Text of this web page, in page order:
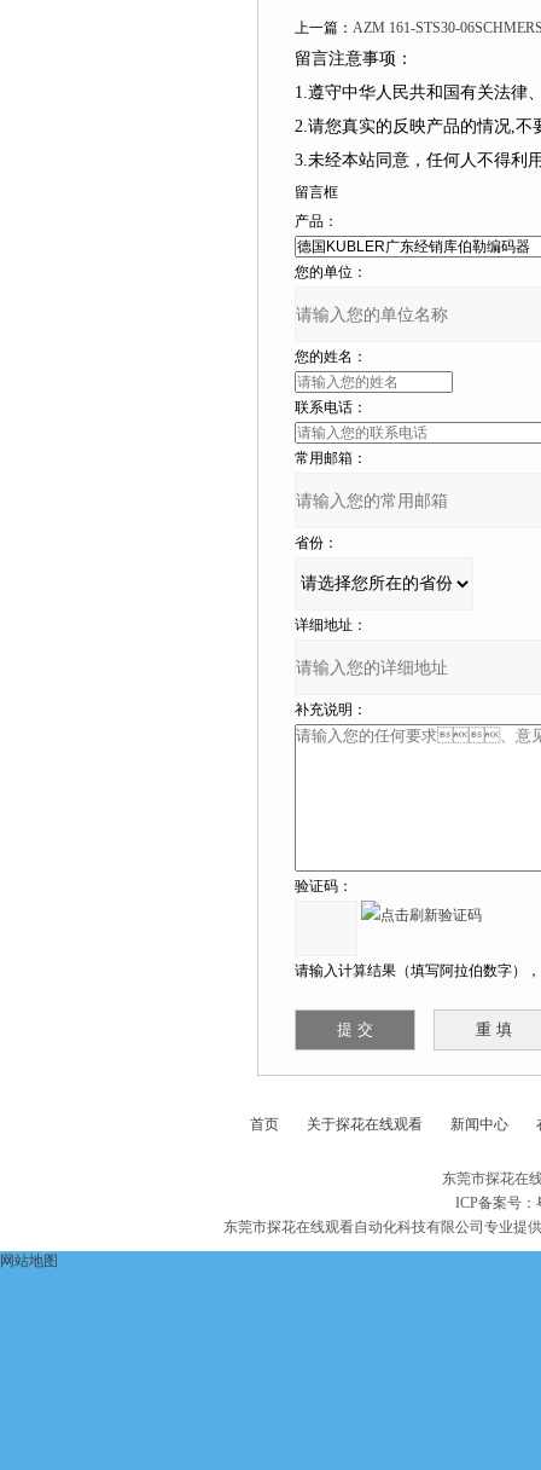
上一篇： AZM 161-STS30-
留言注意事项：
1.遵守中华人民共和国有关法律
2.请您真实的反映产品的情况,不要捏
3.未经本站同意，任何人不得
留言框
产品：
您的单位：
您的姓名：
联系电话：
常用邮箱：
省份：
详细地址：
补充说明：
验证码：
请输入计算结果（填写阿拉伯数字），
首页 关于探花在线观看 新闻中心
东莞市探花在
ICP备案号：
东莞市探花在线观看自动化科技有限公司专业提供
网站地图